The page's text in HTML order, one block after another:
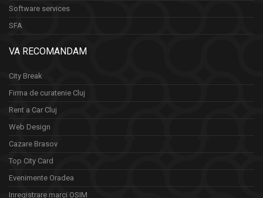
Software services
SFA
VA RECOMANDAM
City Break
Firma de curatenie Cluj
Rent a Car Cluj
Web Design
Cazare Brasov
Top City Card
Evenimente Oradea
Inregistrare marci OSIM